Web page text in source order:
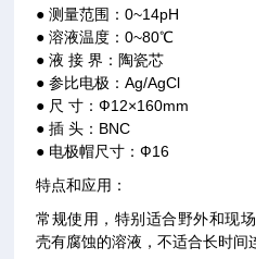
● 测量范围：0~14pH
● 溶液温度：0~80℃
● 液 接 界：陶瓷芯
● 参比电极：Ag/AgCl
● 尺 寸：Ф12×160mm
● 插 头：BNC
● 电极帽尺寸：Ф16
特点和应用：
常规使用，特别适合野外和现
壳有腐蚀的溶液，不适合长时间